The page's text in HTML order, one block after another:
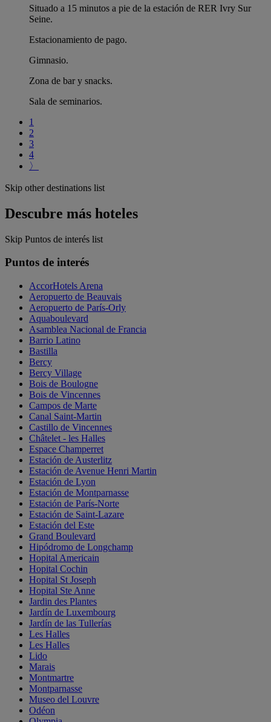
Situado a 15 minutos a pie de la estación de RER Ivry Sur
Seine.
Estacionamiento de pago.
Gimnasio.
Zona de bar y snacks.
Sala de seminarios.
1
2
3
4
〉
Skip other destinations list
Descubre más hoteles
Skip Puntos de interés list
Puntos de interés
AccorHotels Arena
Aeropuerto de Beauvais
Aeropuerto de París-Orly
Aquaboulevard
Asamblea Nacional de Francia
Barrio Latino
Bastilla
Bercy
Bercy Village
Bois de Boulogne
Bois de Vincennes
Campos de Marte
Canal Saint-Martin
Castillo de Vincennes
Châtelet - les Halles
Espace Champerret
Estación de Austerlitz
Estación de Avenue Henri Martin
Estación de Lyon
Estación de Montparnasse
Estación de París-Norte
Estación de Saint-Lazare
Estación del Este
Grand Boulevard
Hipódromo de Longchamp
Hopital Americain
Hopital Cochin
Hopital St Joseph
Hopital Ste Anne
Jardin des Plantes
Jardín de Luxembourg
Jardín de las Tullerías
Les Halles
Les Halles
Lido
Marais
Montmartre
Montparnasse
Museo del Louvre
Odéon